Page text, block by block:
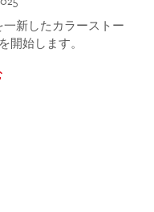
新したカラーストー
開始します。